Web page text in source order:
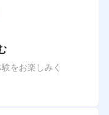
をお楽しみく